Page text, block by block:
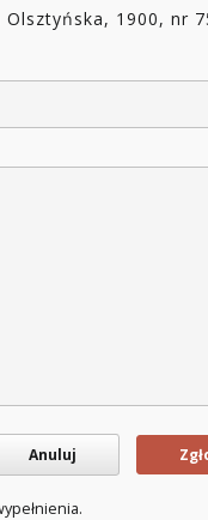
Olsztyńska, 1900, nr
Anuluj